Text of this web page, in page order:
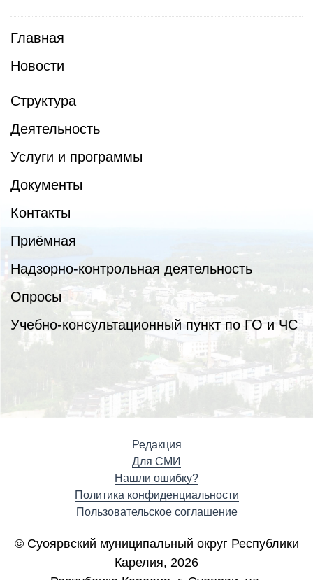
Главная
Новости
Структура
Деятельность
Услуги и программы
Документы
Контакты
Приёмная
Надзорно-контрольная деятельность
Опросы
Учебно-консультационный пункт по ГО и ЧС
Редакция
Для СМИ
Нашли ошибку?
Политика конфиденциальности
Пользовательское соглашение
© Суоярвский муниципальный округ Республики
Карелия, 2026